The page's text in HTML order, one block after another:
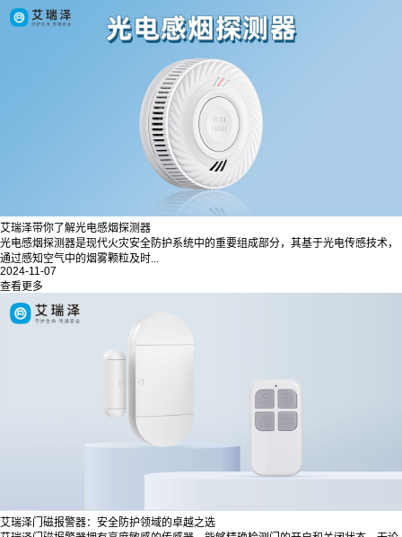
艾瑞泽带你了解光电感烟探测器
光电感烟探测器是现代火灾安全防护系统中的重要组成部分，其基于光电传感技术，
通过感知空气中的烟雾颗粒及时...
2024-11-07
查看更多
艾瑞泽门磁报警器：安全防护领域的卓越之选